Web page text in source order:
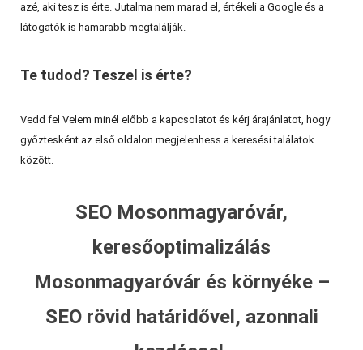
azé, aki tesz is érte. Jutalma nem marad el, értékeli a Google és a
látogatók is hamarabb megtalálják.
Te tudod? Teszel is érte?
Vedd fel Velem minél előbb a kapcsolatot és kérj árajánlatot, hogy
győztesként az első oldalon megjelenhess a keresési találatok
között.
SEO Mosonmagyaróvár,
keresőoptimalizálás
Mosonmagyaróvár és környéke –
SEO rövid határidővel, azonnali